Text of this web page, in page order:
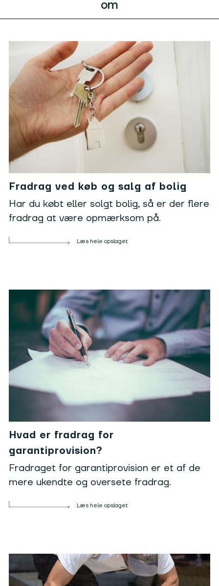
om
Fradrag ved køb og salg af bolig
Har du købt eller solgt bolig, så er der flere
fradrag at være opmærksom på.
Læs hele opslaget
Hvad er fradrag for
garantiprovision?
Fradraget for garantiprovision er et af de
mere ukendte og oversete fradrag.
Læs hele opslaget